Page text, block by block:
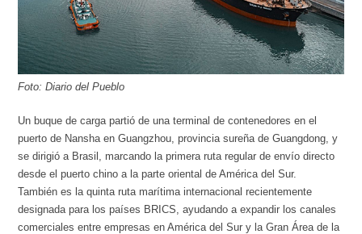
Foto: Diario del Pueblo
Un buque de carga partió de una terminal de contenedores en el
puerto de Nansha en Guangzhou, provincia sureña de Guangdong, y
se dirigió a Brasil, marcando la primera ruta regular de envío directo
desde el puerto chino a la parte oriental de América del Sur.
También es la quinta ruta marítima internacional recientemente
designada para los países BRICS, ayudando a expandir los canales
comerciales entre empresas en América del Sur y la Gran Área de la